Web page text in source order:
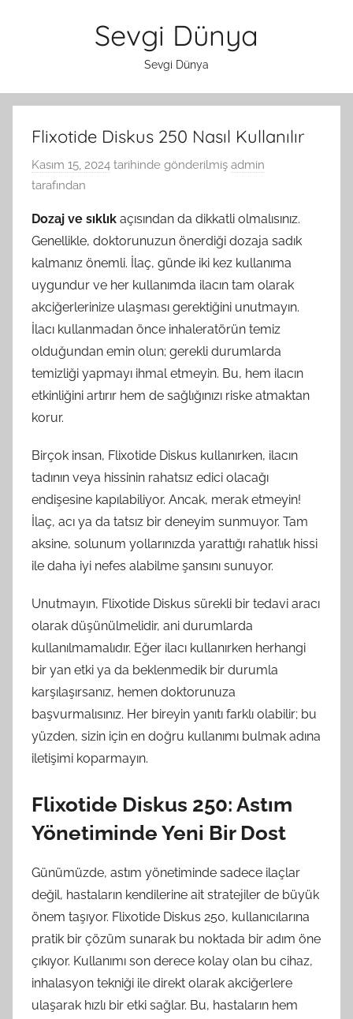
Sevgi Dünya
Sevgi Dünya
Flixotide Diskus 250 Nasıl Kullanılır
Kasım 15, 2024 tarihinde gönderilmiş admin
tarafından
Dozaj ve sıklık açısından da dikkatli olmalısınız.
Genellikle, doktorunuzun önerdiği dozaja sadık
kalmanız önemli. İlaç, günde iki kez kullanıma
uygundur ve her kullanımda ilacın tam olarak
akciğerlerinize ulaşması gerektiğini unutmayın.
İlacı kullanmadan önce inhaleratörün temiz
olduğundan emin olun; gerekli durumlarda
temizliği yapmayı ihmal etmeyin. Bu, hem ilacın
etkinliğini artırır hem de sağlığınızı riske atmaktan
korur.
Birçok insan, Flixotide Diskus kullanırken, ilacın
tadının veya hissinin rahatsız edici olacağı
endişesine kapılabiliyor. Ancak, merak etmeyin!
İlaç, acı ya da tatsız bir deneyim sunmuyor. Tam
aksine, solunum yollarınızda yarattığı rahatlık hissi
ile daha iyi nefes alabilme şansını sunuyor.
Unutmayın, Flixotide Diskus sürekli bir tedavi aracı
olarak düşünülmelidir, ani durumlarda
kullanılmamalıdır. Eğer ilacı kullanırken herhangi
bir yan etki ya da beklenmedik bir durumla
karşılaşırsanız, hemen doktorunuza
başvurmalısınız. Her bireyin yanıtı farklı olabilir; bu
yüzden, sizin için en doğru kullanımı bulmak adına
iletişimi koparmayın.
Flixotide Diskus 250: Astım
Yönetiminde Yeni Bir Dost
Günümüzde, astım yönetiminde sadece ilaçlar
değil, hastaların kendilerine ait stratejiler de büyük
önem taşıyor. Flixotide Diskus 250, kullanıcılarına
pratik bir çözüm sunarak bu noktada bir adım öne
çıkıyor. Kullanımı son derece kolay olan bu cihaz,
inhalasyon tekniği ile direkt olarak akciğerlere
ulaşarak hızlı bir etki sağlar. Bu, hastaların hem